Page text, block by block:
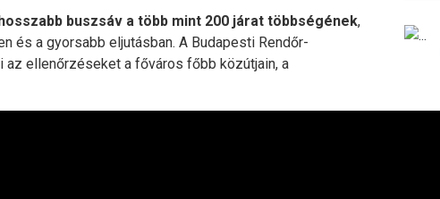
buszsáv a több mint 200 járat többségének,
és a gyorsabb eljutásban. A Budapesti Rendőr-
ellenőrzéseket a főváros főbb közútjain, a